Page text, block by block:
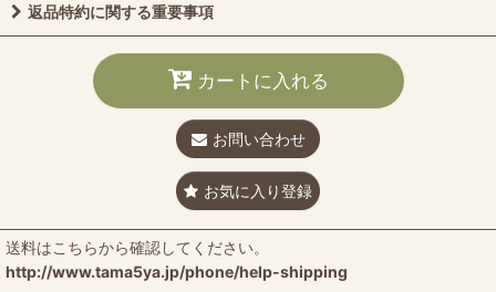
返品特約に関する重要事項
カートに入れる
お問い合わせ
お気に入り登録
送料はこちらから確認してください。
http://www.tama5ya.jp/phone/help-shipping